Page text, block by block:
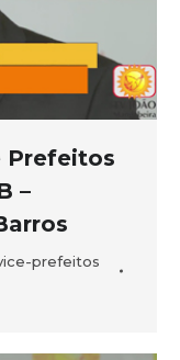
Prefeitos
–
prefeitos